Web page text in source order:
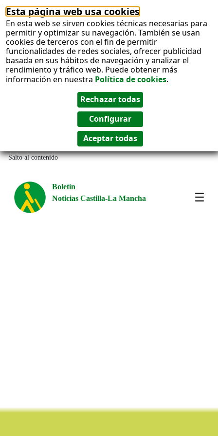
Esta página web usa cookies
En esta web se sirven cookies técnicas necesarias para
permitir y optimizar su navegación. También se usan
cookies de terceros con el fin de permitir
funcionalidades de redes sociales, ofrecer publicidad
basada en sus hábitos de navegación y analizar el
rendimiento y tráfico web. Puede obtener más
información en nuestra Política de cookies.
Salto al contenido
Boletín
Noticias Castilla-La Mancha